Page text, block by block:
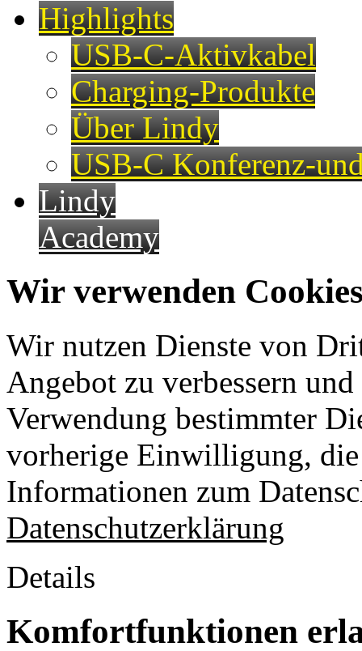
Highlights
USB-C-Aktivkabel
Charging-Produkte
Über Lindy
USB-C Konferenz-
Lindy
Academy
Wir verwenden
Wir nutzen Dienste von
Angebot zu verbessern
Verwendung bestimmter
vorherige Einwilligung,
Informationen zum
Datenschutzerklärung
Details
Komfortfunktionen